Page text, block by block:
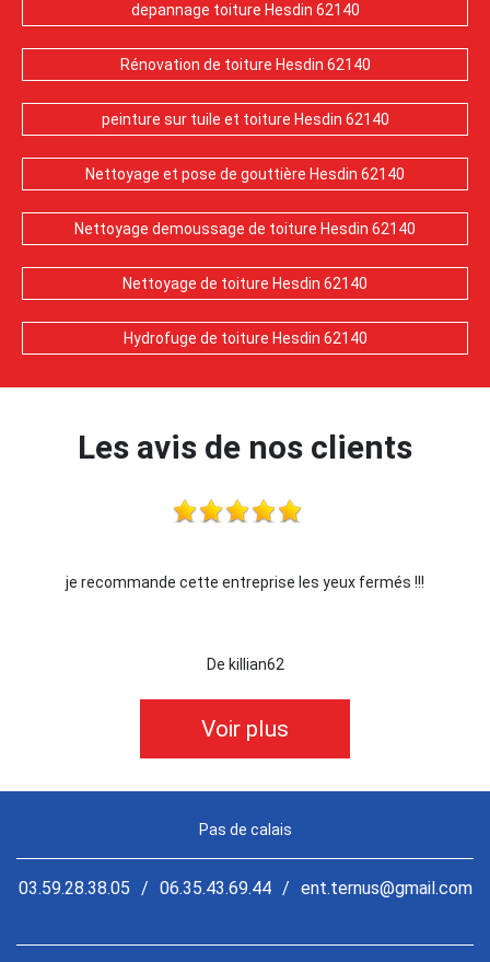
depannage toiture Hesdin 62140
Rénovation de toiture Hesdin 62140
peinture sur tuile et toiture Hesdin 62140
Nettoyage et pose de gouttière Hesdin 62140
Nettoyage demoussage de toiture Hesdin 62140
Nettoyage de toiture Hesdin 62140
Hydrofuge de toiture Hesdin 62140
Les avis de nos clients
je recommande cette entreprise les yeux fermés !!!
De killian62
Voir plus
Pas de calais
03.59.28.38.05 / 06.35.43.69.44 / ent.ternus@gmail.com